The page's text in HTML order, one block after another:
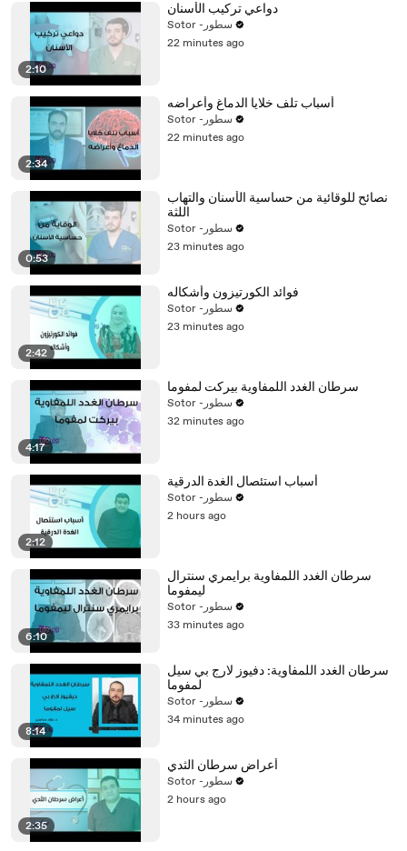
2:10
دواعي تركيب الأسنان
Sotor -سطور
22 minutes ago
2:34
أسباب تلف خلايا الدماغ وأعراضه
Sotor -سطور
22 minutes ago
0:53
نصائح للوقائية من حساسية الأسنان والتهاب
اللثة
Sotor -سطور
23 minutes ago
2:42
فوائد الكورتيزون وأشكاله
Sotor -سطور
23 minutes ago
4:17
سرطان الغدد اللمفاوية بيركت لمفوما
Sotor -سطور
32 minutes ago
2:12
أسباب استئصال الغدة الدرقية
Sotor -سطور
2 hours ago
6:10
سرطان الغدد اللمفاوية برايمري سنترال
ليمفوما
Sotor -سطور
33 minutes ago
8:14
سرطان الغدد اللمفاوية: دفيوز لارج بي سيل
لمفوما
Sotor -سطور
34 minutes ago
2:35
أعراض سرطان الثدي
Sotor -سطور
2 hours ago